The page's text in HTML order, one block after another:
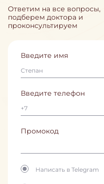
Ответим на все вопросы,
подберем доктора и
проконсультируем
Введите имя
Введите телефон
Промокод
Написать в Telegram